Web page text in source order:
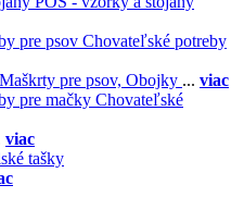
Chovateľské potreby
Maškrty pre psov, Obojky ... viac
Chovateľské
viac
tašky